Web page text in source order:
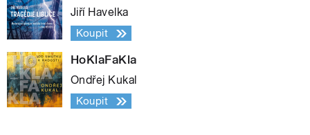
Jiří Havelka
Koupit
HoKlaFaKla
Ondřej Kukal
Koupit